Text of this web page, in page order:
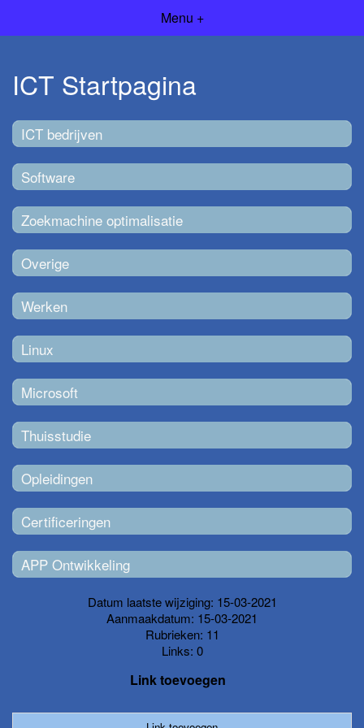
Menu +
ICT Startpagina
ICT bedrijven
Software
Zoekmachine optimalisatie
Overige
Werken
Linux
Microsoft
Thuisstudie
Opleidingen
Certificeringen
APP Ontwikkeling
Datum laatste wijziging: 15-03-2021
Aanmaakdatum: 15-03-2021
Rubrieken: 11
Links: 0
Link toevoegen